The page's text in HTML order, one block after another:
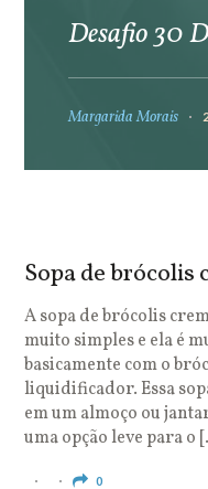
Desafio 30
Margarida Morais
Sopa de brócolis
A sopa de brócolis
muito simples e ela é
basicamente com o
liquidificador. Essa
em um almoço ou
uma opção leve para o
0